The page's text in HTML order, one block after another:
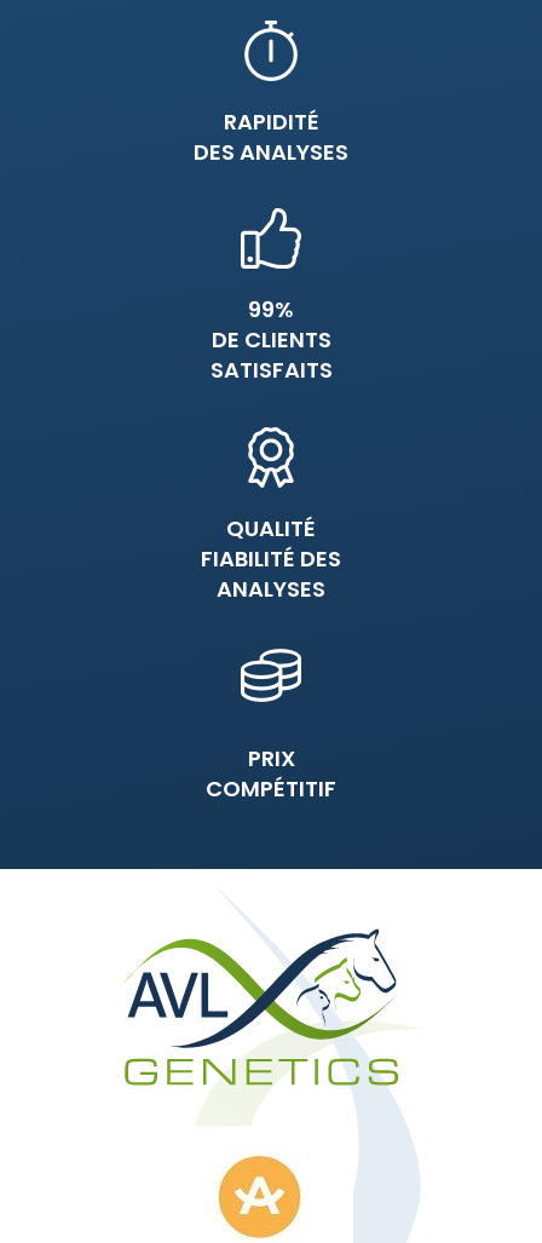
RAPIDITÉ
DES ANALYSES
99%
DE CLIENTS
SATISFAITS
QUALITÉ
FIABILITÉ DES
ANALYSES
PRIX
COMPÉTITIF